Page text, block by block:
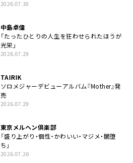
2026.07.30
中島卓偉
「たったひとりの人生を狂わせられたほうが
光栄」
2026.07.29
TAIRIK
ソロメジャーデビューアルバム『Mother』発
売
2026.07.29
東京メルヘン倶楽部
「盛り上がり・個性・かわいい・マジメ・闇堕
ち」
2026.07.26